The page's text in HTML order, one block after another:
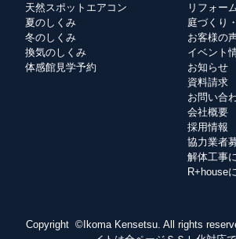
天然スポットエアコン
夏のしくみ
冬のしくみ
換気のしくみ
体感館見学予約
リフォー
庭づくり
お客様の
イベント
お知らせ
資料請求
お問い合
会社概要
採用情報
協力業者
解体工事
R+house
Copyright ©Ikoma Kensetsu. All rights